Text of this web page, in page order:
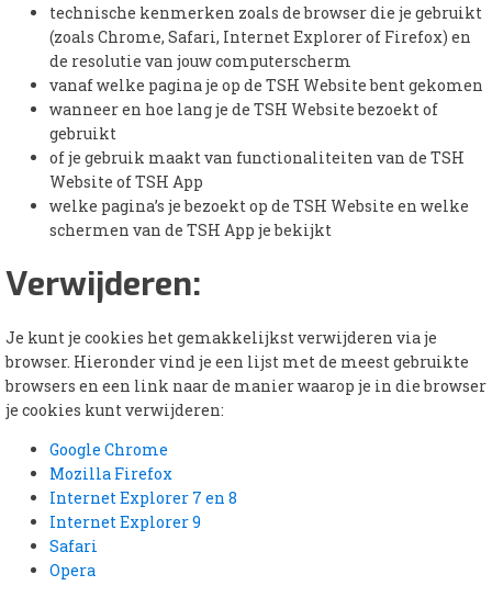
technische kenmerken zoals de browser die je gebruikt
(zoals Chrome, Safari, Internet Explorer of Firefox) en
de resolutie van jouw computerscherm
vanaf welke pagina je op de TSH Website bent gekomen
wanneer en hoe lang je de TSH Website bezoekt of
gebruikt
of je gebruik maakt van functionaliteiten van de TSH
Website of TSH App
welke pagina’s je bezoekt op de TSH Website en welke
schermen van de TSH App je bekijkt
Verwijderen:
Je kunt je cookies het gemakkelijkst verwijderen via je
browser. Hieronder vind je een lijst met de meest gebruikte
browsers en een link naar de manier waarop je in die browser
je cookies kunt verwijderen:
Google Chrome
Mozilla Firefox
Internet Explorer 7 en 8
Internet Explorer 9
Safari
Opera